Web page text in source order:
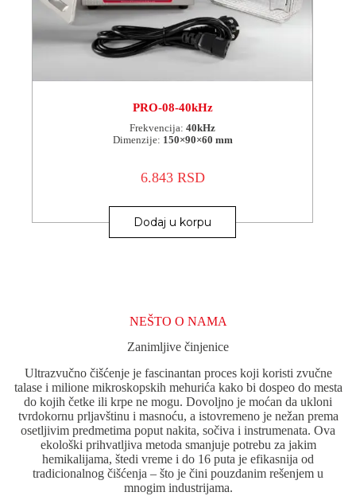
PRO-08-40kHz
Frekvencija: 40kHz
Dimenzije: 150×90×60 mm
6.843 RSD
Dodaj u korpu
NEŠTO O NAMA
Zanimljive činjenice
Ultrazvučno čišćenje je fascinantan proces koji koristi zvučne
talase i milione mikroskopskih mehurića kako bi dospeo do mesta
do kojih četke ili krpe ne mogu. Dovoljno je moćan da ukloni
tvrdokornu prljavštinu i masnoću, a istovremeno je nežan prema
osetljivim predmetima poput nakita, sočiva i instrumenata. Ova
ekološki prihvatljiva metoda smanjuje potrebu za jakim
hemikalijama, štedi vreme i do 16 puta je efikasnija od
tradicionalnog čišćenja – što je čini pouzdanim rešenjem u
mnogim industrijama.